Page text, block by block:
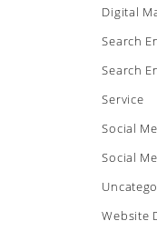
Digital
Search
Search
Service
Social
Social
Website